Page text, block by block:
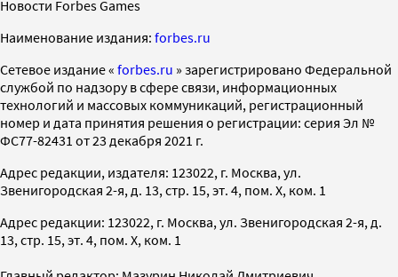
Новости Forbes Games
Наименование издания: forbes.ru
Cетевое издание « forbes.ru » зарегистрировано Федеральной
службой по надзору в сфере связи, информационных
технологий и массовых коммуникаций, регистрационный
номер и дата принятия решения о регистрации: серия Эл №
ФС77-82431 от 23 декабря 2021 г.
Адрес редакции, издателя: 123022, г. Москва, ул.
Звенигородская 2-я, д. 13, стр. 15, эт. 4, пом. X, ком. 1
Адрес редакции: 123022, г. Москва, ул. Звенигородская 2-я, д.
13, стр. 15, эт. 4, пом. X, ком. 1